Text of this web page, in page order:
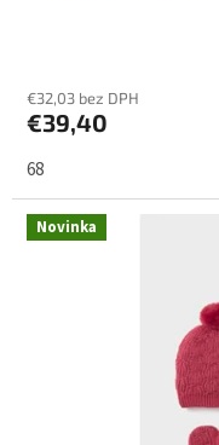
€32,03 bez DPH
€39,40
68
Novinka